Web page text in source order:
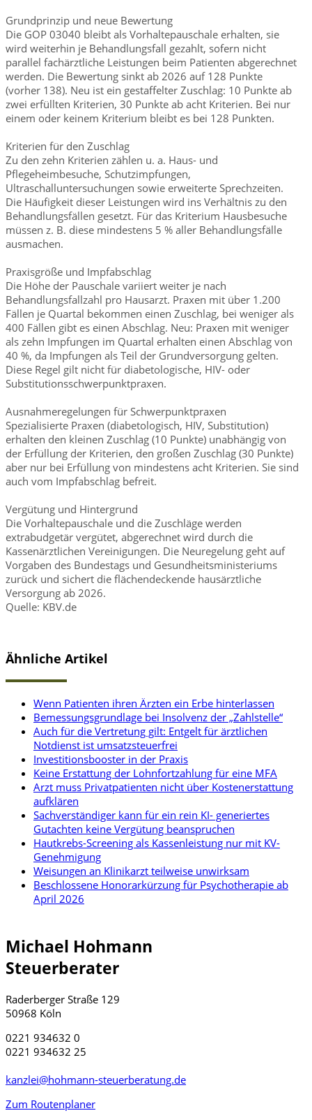
Grundprinzip und neue Bewertung
Die GOP 03040 bleibt als Vorhaltepauschale erhalten, sie
wird weiterhin je Behandlungsfall gezahlt, sofern nicht
parallel fachärztliche Leistungen beim Patienten abgerechnet
werden. Die Bewertung sinkt ab 2026 auf 128 Punkte
(vorher 138). Neu ist ein gestaffelter Zuschlag: 10 Punkte ab
zwei erfüllten Kriterien, 30 Punkte ab acht Kriterien. Bei nur
einem oder keinem Kriterium bleibt es bei 128 Punkten.
Kriterien für den Zuschlag
Zu den zehn Kriterien zählen u. a. Haus- und
Pflegeheimbesuche, Schutzimpfungen,
Ultraschalluntersuchungen sowie erweiterte Sprechzeiten.
Die Häufigkeit dieser Leistungen wird ins Verhältnis zu den
Behandlungsfällen gesetzt. Für das Kriterium Hausbesuche
müssen z. B. diese mindestens 5 % aller Behandlungsfälle
ausmachen.
Praxisgröße und Impfabschlag
Die Höhe der Pauschale variiert weiter je nach
Behandlungsfallzahl pro Hausarzt. Praxen mit über 1.200
Fällen je Quartal bekommen einen Zuschlag, bei weniger als
400 Fällen gibt es einen Abschlag. Neu: Praxen mit weniger
als zehn Impfungen im Quartal erhalten einen Abschlag von
40 %, da Impfungen als Teil der Grundversorgung gelten.
Diese Regel gilt nicht für diabetologische, HIV- oder
Substitutionsschwerpunktpraxen.
Ausnahmeregelungen für Schwerpunktpraxen
Spezialisierte Praxen (diabetologisch, HIV, Substitution)
erhalten den kleinen Zuschlag (10 Punkte) unabhängig von
der Erfüllung der Kriterien, den großen Zuschlag (30 Punkte)
aber nur bei Erfüllung von mindestens acht Kriterien. Sie sind
auch vom Impfabschlag befreit.
Vergütung und Hintergrund
Die Vorhaltepauschale und die Zuschläge werden
extrabudgetär vergütet, abgerechnet wird durch die
Kassenärztlichen Vereinigungen. Die Neuregelung geht auf
Vorgaben des Bundestags und Gesundheitsministeriums
zurück und sichert die flächendeckende hausärztliche
Versorgung ab 2026.
Quelle: KBV.de
Ähnliche Artikel
Wenn Patienten ihren Ärzten ein Erbe hinterlassen
Bemessungsgrundlage bei Insolvenz der „Zahlstelle“
Auch für die Vertretung gilt: Entgelt für ärztlichen
Notdienst ist umsatzsteuerfrei
Investitionsbooster in der Praxis
Keine Erstattung der Lohnfortzahlung für eine MFA
Arzt muss Privatpatienten nicht über Kostenerstattung
aufklären
Sachverständiger kann für ein rein KI- generiertes
Gutachten keine Vergütung beanspruchen
Hautkrebs-Screening als Kassenleistung nur mit KV-
Genehmigung
Weisungen an Klinikarzt teilweise unwirksam
Beschlossene Honorarkürzung für Psychotherapie ab
April 2026
Michael Hohmann
Steuerberater
Raderberger Straße 129
50968 Köln
0221 934632 0
0221 934632 25
kanzlei@hohmann-steuerberatung.de
Zum Routenplaner